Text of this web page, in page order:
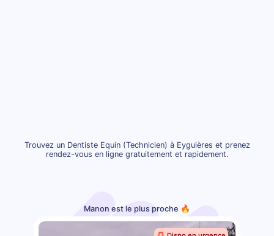
Trouvez un Dentiste Equin (Technicien) à Eyguières et prenez
rendez-vous en ligne gratuitement et rapidement.
Manon est le plus proche 🔥